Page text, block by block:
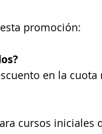
promoción:
en la
cursos iniciales